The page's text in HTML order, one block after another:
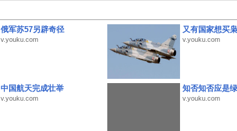
俄军苏57另辟奇径
v.youku.com
又有国家想买
v.youku.com
中国航天完成壮举
v.youku.com
知否知否应是
v.youku.com